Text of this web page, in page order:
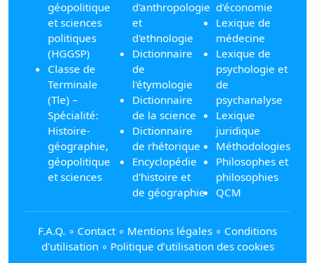
géopolitique
et sciences
politiques
(HGGSP)
Classe de
Terminale
(Tle) –
Spécialité:
Histoire-
géographie,
géopolitique
et sciences
d'anthropologie
et
d'ethnologie
Dictionnaire
de
l'étymologie
Dictionnaire
de la science
Dictionnaire
de rhétorique
Encyclopédie
d'histoire et
de géographie
d'économie
Lexique de
médecine
Lexique de
psychologie et
de
psychanalyse
Lexique
juridique
Méthodologies
Philosophes et
philosophies
QCM
F.A.Q. ∘ Contact ∘ Mentions légales ∘ Conditions
d'utilisation∘ Politique d’utilisation des cookies